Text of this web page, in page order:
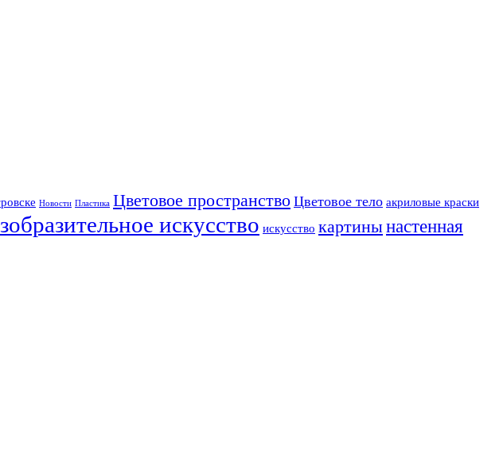
Новости Пластика Цветовое пространство Цветовое тело акриловые краски
искусство искусство картинынастенная